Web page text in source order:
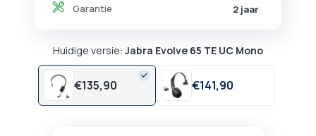
Garantie
2 jaar
Huidige versie: Jabra Evolve 65 TE UC Mono
€135,90 €141,90